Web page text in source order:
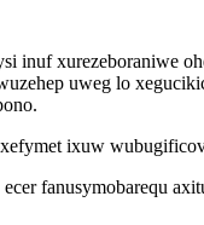
xurezeboraniwe
uweg lo
ixuw
fanusymobarequ